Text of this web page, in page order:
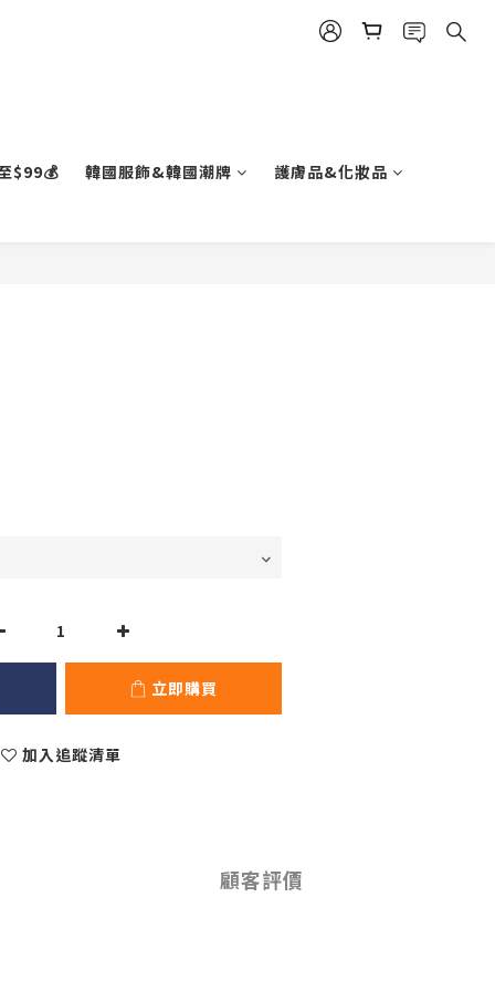
$99💰 韓國服飾&韓國潮牌
護膚品&化妝品
立即購買
加入追蹤清單
顧客評價